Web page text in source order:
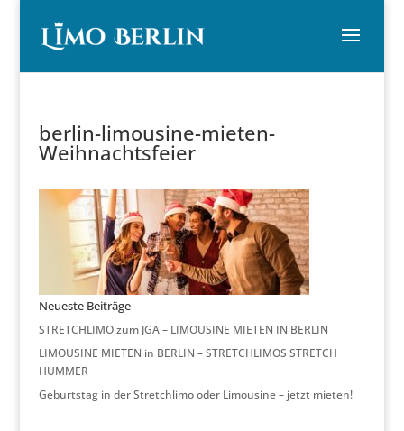
berlin-limousine-mieten-
Weihnachtsfeier
Neueste Beiträge
STRETCHLIMO zum JGA – LIMOUSINE MIETEN IN BERLIN
LIMOUSINE MIETEN in BERLIN – STRETCHLIMOS STRETCH
HUMMER
Geburtstag in der Stretchlimo oder Limousine – jetzt mieten!